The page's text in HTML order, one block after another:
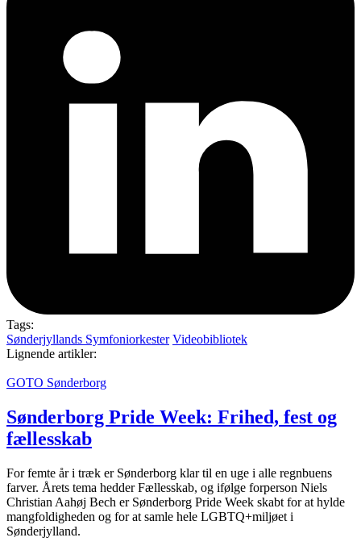
Tags:
Sønderjyllands Symfoniorkester Videobibliotek
Lignende artikler:
GOTO Sønderborg
Sønderborg Pride Week: Frihed, fest og
fællesskab
For femte år i træk er Sønderborg klar til en uge i alle regnbuens
farver. Årets tema hedder Fællesskab, og ifølge forperson Niels
Christian Aahøj Bech er Sønderborg Pride Week skabt for at hylde
mangfoldigheden og for at samle hele LGBTQ+miljøet i
Sønderjylland.